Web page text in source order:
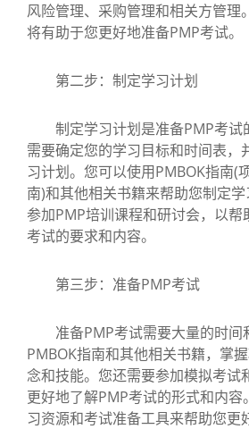
风险管理、采购管理和相关方管理
将有助于您更好地准备PMP考试。
第二步：制定学习计划
制定学习计划是准备PMP考试
需要确定您的学习目标和时间表，
习计划。您可以使用PMBOK指南(
南)和其他相关书籍来帮助您制定
参加PMP培训课程和研讨会，以帮
考试的要求和内容。
第三步：准备PMP考试
准备PMP考试需要大量的时间
PMBOK指南和其他相关书籍，掌
念和技能。您还需要参加模拟考试
更好地了解PMP考试的形式和内容
习资源和考试准备工具来帮助您更